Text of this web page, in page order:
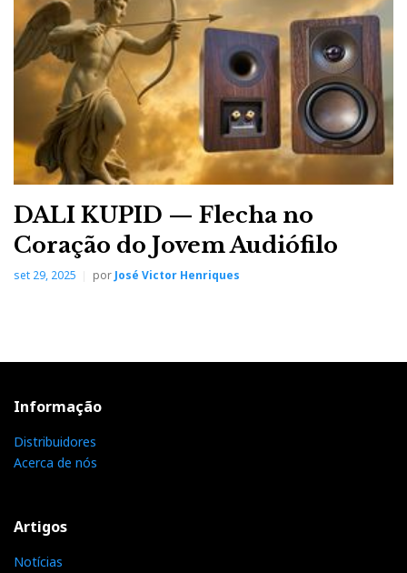
b
o
k
t
e
r
l
e
+
e
d
I
n
t
e
r
e
s
t
DALI KUPID — Flecha no
Coração do Jovem Audiófilo
set 29, 2025 por José Victor Henriques
Informação
Distribuidores
Acerca de nós
Artigos
Notícias